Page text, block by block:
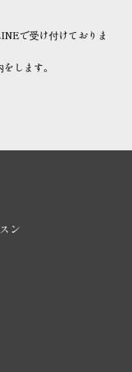
で受け付けておりま
します。
ン